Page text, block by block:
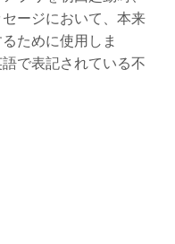
ージにおいて、本来
ために使用しま
で表記されている不